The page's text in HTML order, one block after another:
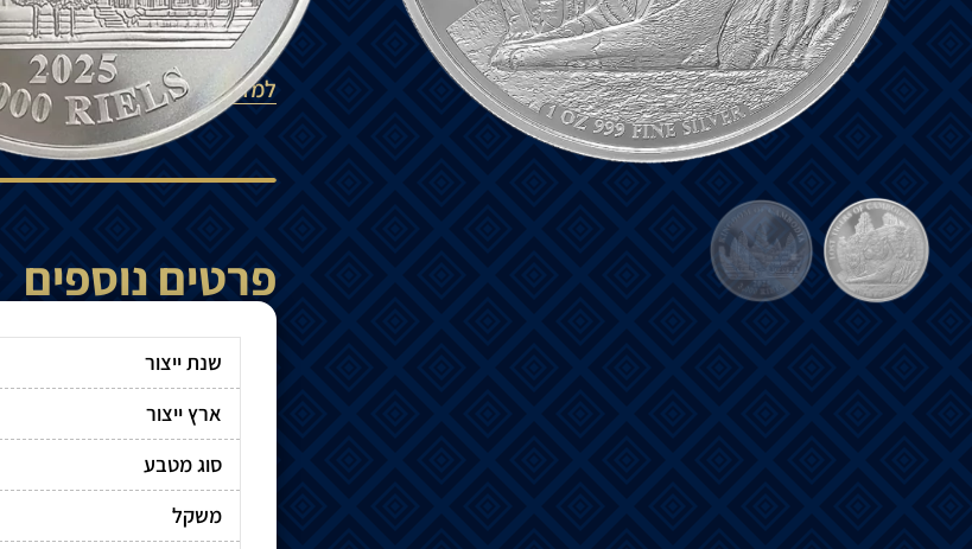
-
+
למדיניות המשלוחים
פרטים נוספים
שנת ייצור
ארץ ייצור
סוג מטבע
משקל